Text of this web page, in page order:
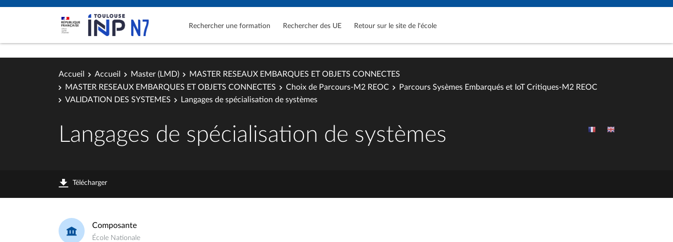
Rechercher une formation Rechercher des UE Retour sur le site de l'école
Accueil Accueil Master (LMD)
MASTER RESEAUX EMBARQUES ET OBJETS CONNECTES
MASTER RESEAUX EMBARQUES ET OBJETS CONNECTES
Choix de Parcours-M2 REOC
Parcours Sysèmes Embarqués et IoT Critiques-M2 REOC
VALIDATION DES SYSTEMES
Langages de spécialisation de systèmes
Langages de spécialisation de systèmes
Télécharger
Composante
École Nationale